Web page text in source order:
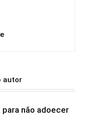
autor
para não adoecer